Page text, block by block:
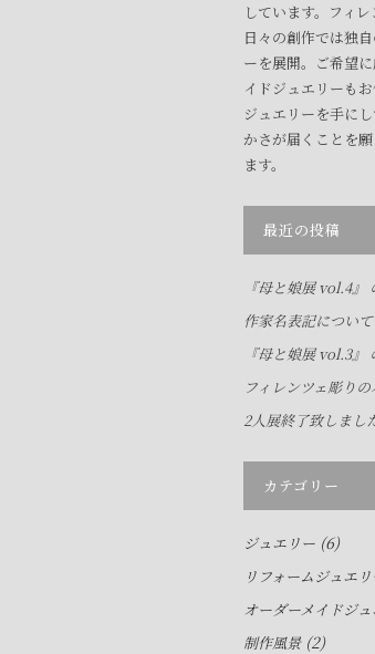
しています。フィ
日々の創作では独
ーを展開。ご希望
イドジュエリーもお
ジュエリーを手に
かさが届くことを
ます。
最近の投稿
『母と娘展 vol.4』
作家名表記につい
『母と娘展 vol.3』
フィレンツェ彫り
2人展終了致しまし
カテゴリー
ジュエリー (6)
リフォームジュエ
オーダーメイドジ
制作風景(2)